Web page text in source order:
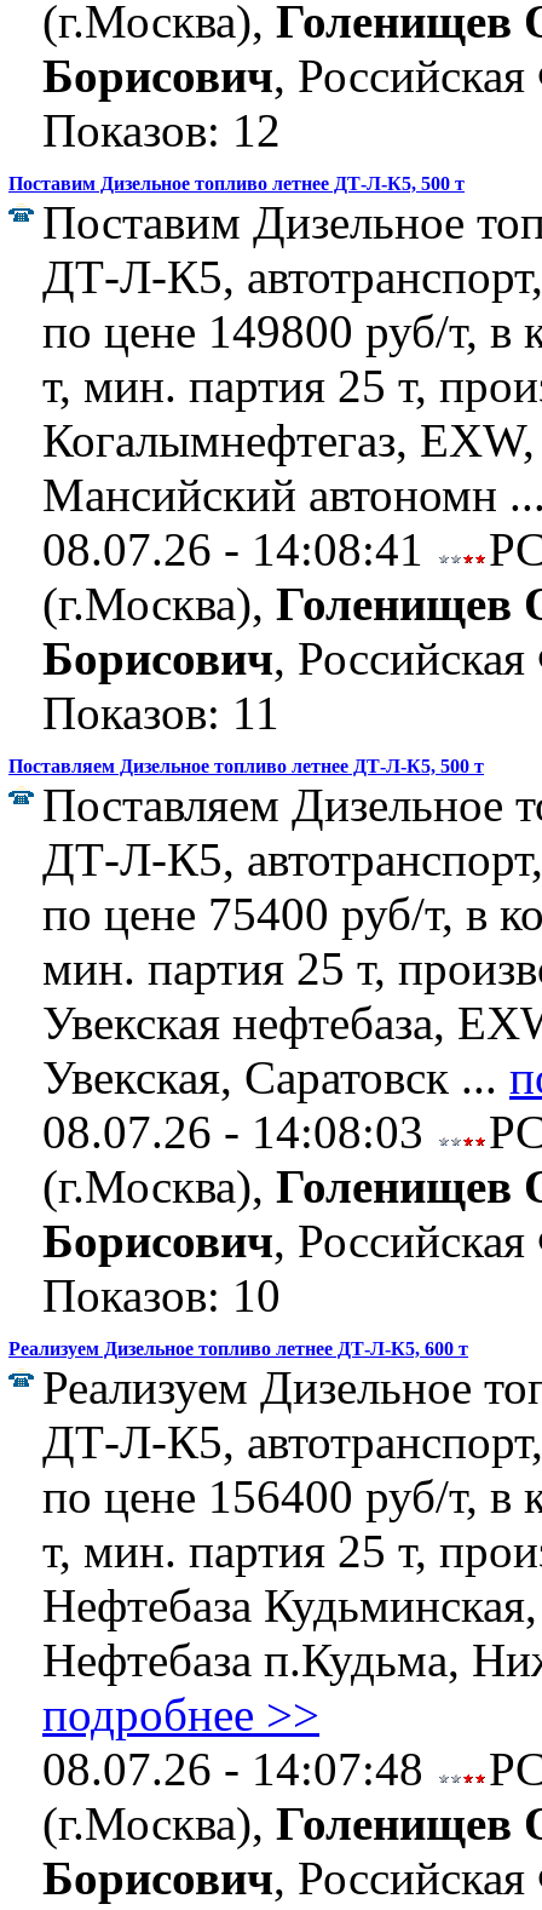
(г.Москва), Голенищев
Борисович,
Показов: 12
Поставим Дизельное топливо летнее ДТ-Л-К5, 500 т
Поставим Дизельное
ДТ-Л-К5,
по цене 149800 руб/т, в
т, мин. партия 25 т,
Когалымнефтегаз,
Мансийский автономн
08.07.26 - 14:08:41
(г.Москва), Голенищев
Борисович,
Показов: 11
Поставляем Дизельное топливо летнее ДТ-Л-К5, 500 т
Поставляем Дизельное
ДТ-Л-К5,
по цене 75400 руб/т, в
мин. партия 25 т,
Увекская нефтебаза,
Увекская, Саратовск ...
08.07.26 - 14:08:03
(г.Москва), Голенищев
Борисович,
Показов: 10
Реализуем Дизельное топливо летнее ДТ-Л-К5, 600 т
Реализуем Дизельное
ДТ-Л-К5,
по цене 156400 руб/т, в
т, мин. партия 25 т,
Нефтебаза
Нефтебаза п.Кудьма,
подробнее >>
08.07.26 - 14:07:48
(г.Москва), Голенищев
Борисович,